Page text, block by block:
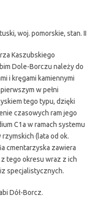
woj. pomorskie, stan. II
Kaszubskiego
Dole-Borczu należy do
i kręgami kamiennymi
w pełni
tego typu, dzięki
czasowych ram jego
C1a w ramach systemu
(lata od ok.
cmentarzyska zawiera
tego okresu wraz z ich
specjalistycznych.
Dół-Borcz.